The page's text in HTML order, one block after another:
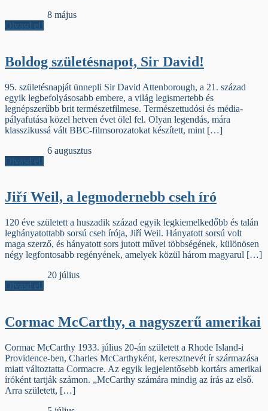
8 május
Olvasd el!
Boldog születésnapot, Sir David!
95. születésnapját ünnepli Sir David Attenborough, a 21. század
egyik legbefolyásosabb embere, a világ legismertebb és
legnépszerűbb brit természetfilmese. Természettudósi és média-
pályafutása közel hetven évet ölel fel. Olyan legendás, mára
klasszikussá vált BBC-filmsorozatokat készített, mint […]
6 augusztus
Olvasd el!
Jiří Weil, a legmodernebb cseh író
120 éve született a huszadik század egyik legkiemelkedőbb és talán
leghányatottabb sorsú cseh írója, Jiří Weil. Hányatott sorsú volt
maga szerző, és hányatott sors jutott művei többségének, különösen
négy legfontosabb regényének, amelyek közül három magyarul […]
20 július
Olvasd el!
Cormac McCarthy, a nagyszerű amerikai
Cormac McCarthy 1933. július 20-án született a Rhode Island-i
Providence-ben, Charles McCarthyként, keresztnevét ír származása
miatt változtatta Cormacre. Az egyik legjelentősebb kortárs amerikai
íróként tartják számon. „McCarthy számára mindig az írás az első.
Arra született, […]